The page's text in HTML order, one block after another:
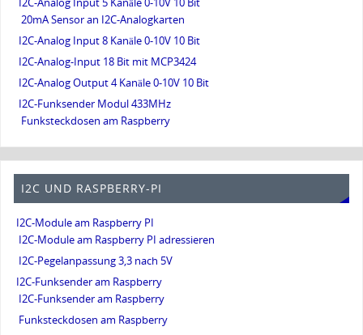
I2C-Analog Input 5 Kanäle 0-10V 10 Bit
20mA Sensor an I2C-Analogkarten
I2C-Analog Input 8 Kanäle 0-10V 10 Bit
I2C-Analog-Input 18 Bit mit MCP3424
I2C-Analog Output 4 Kanäle 0-10V 10 Bit
I2C-Funksender Modul 433MHz
Funksteckdosen am Raspberry
I2C UND RASPBERRY-PI
I2C-Module am Raspberry PI
I2C-Module am Raspberry PI adressieren
I2C-Pegelanpassung 3,3 nach 5V
I2C-Funksender am Raspberry
I2C-Funksender am Raspberry
Funksteckdosen am Raspberry